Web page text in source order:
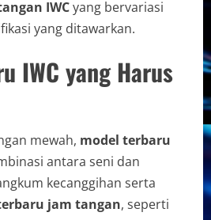
IWCyang bervariasi
yang ditawarkan.
IWC yang Harus
mewah, model terbaru
antara seni dan
kecanggihan serta
jam tangan, seperti